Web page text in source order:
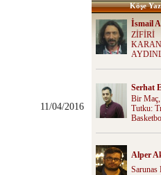
11/04/2016
Köşe
İsmail
ZİFİRİ
Serhat
Bir
Tutku:
Alper
Sarunas